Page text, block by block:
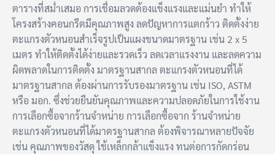
ตารางที่สม่ำเสมอ การเชื่อมลวดต้องแข็งแรงและแม่นยำ ทำให้
โครงสร้างคอนกรีตมีคุณภาพสูง ลดปัญหาการแตกร้าว ติดตั้งง่าย
ตะแกรงตัวหนอนสำเร็จรูปเป็นแผงขนาดมาตรฐาน เช่น 2 x 5
เมตร ทำให้ติดตั้งได้ง่ายและรวดเร็ว ลดเวลาแรงงาน และลดความ
ผิดพลาดในการติดตั้ง มาตรฐานสากล ตะแกรงตัวหนอนที่ได้
มาตรฐานสากล ต้องผ่านการรับรองมาตรฐาน เช่น ISO, ASTM
หรือ มอก. ซึ่งช่วยยืนยันคุณภาพและความปลอดภัยในการใช้งาน
การเลือกซื้อจากร้านจำหน่าย การเลือกซื้อจาก ร้านจำหน่าย
ตะแกรงตัวหนอนที่ได้มาตรฐานสากล ต้องพิจารณาหลายปัจจัย
เช่น คุณภาพของวัสดุ ใช้เหล็กกล้าแข็งแรง ทนต่อการกัดกร่อน